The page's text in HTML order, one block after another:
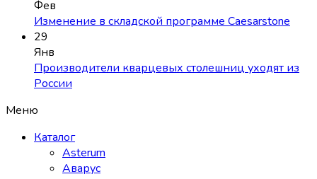
Фев
Изменение в складской программе Caesarstone
29
Янв
Производители кварцевых столешниц уходят из
России
Меню
Каталог
Asterum
Аварус